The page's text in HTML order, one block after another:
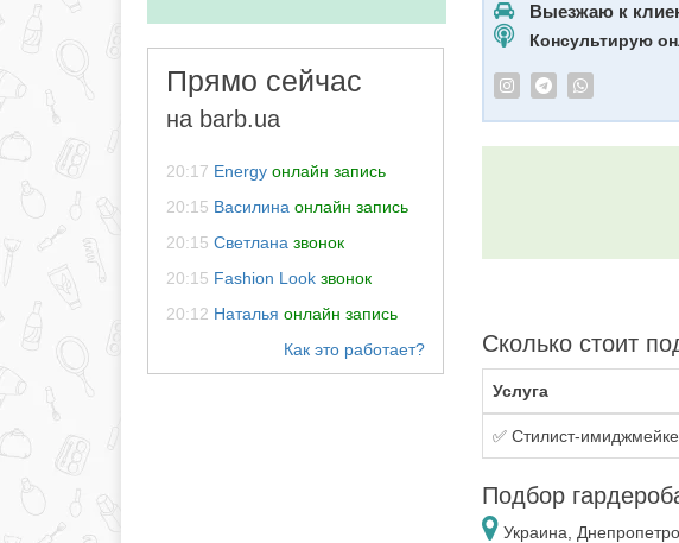
Прямо сейчас
на barb.ua
20:17 Energy онлайн запись
20:15 Василина онлайн запись
20:15 Светлана звонок
20:15 Fashion Look звонок
20:12 Наталья онлайн запись
Выезжаю к
Консультирую
Сколько стоит
Услуга
✅ Стилист-
Подбор
Украина,